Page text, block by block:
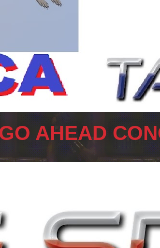
AHEAD